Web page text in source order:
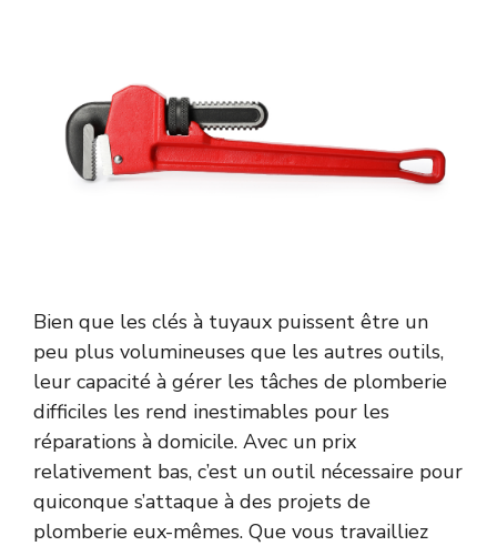
Bien que les clés à tuyaux puissent être un
peu plus volumineuses que les autres outils,
leur capacité à gérer les tâches de plomberie
difficiles les rend inestimables pour les
réparations à domicile. Avec un prix
relativement bas, c’est un outil nécessaire pour
quiconque s’attaque à des projets de
plomberie eux-mêmes. Que vous travailliez